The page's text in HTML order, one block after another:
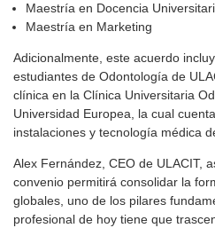
Maestría en Docencia
Maestría en Marketing
Adicionalmente, este acuerdo
estudiantes de Odontología de
clínica en la Clínica Universitaria
Universidad Europea, la cual
instalaciones y tecnología médica
Alex Fernández, CEO de ULACIT,
convenio permitirá consolidar la
globales, uno de los pilares
profesional de hoy tiene que